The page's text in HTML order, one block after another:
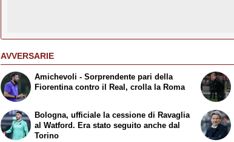
AVVERSARIE
Amichevoli - Sorprendente pari della
Fiorentina contro il Real, crolla la Roma
Bologna, ufficiale la cessione di Ravaglia
al Watford. Era stato seguito anche dal
Torino